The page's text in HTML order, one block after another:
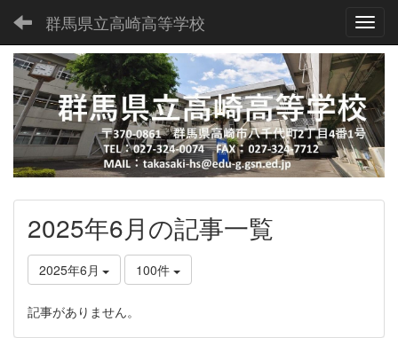
群馬県立高崎高等学校
2025年6月の記事一覧
2025年6月 100件
記事がありません。